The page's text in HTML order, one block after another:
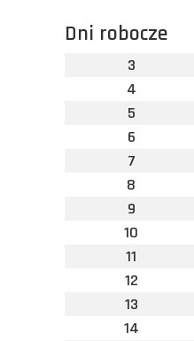
Dni robocze
3
4
5
6
7
8
9
10
11
12
13
14